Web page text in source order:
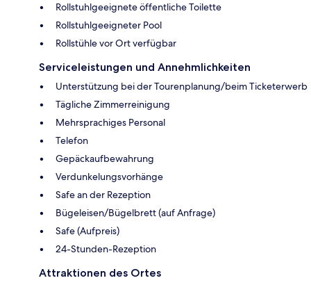
Rollstuhlgeeignete öffentliche Toilette
Rollstuhlgeeigneter Pool
Rollstühle vor Ort verfügbar
Serviceleistungen und Annehmlichkeiten
Unterstützung bei der Tourenplanung/beim Ticketerwerb
Tägliche Zimmerreinigung
Mehrsprachiges Personal
Telefon
Gepäckaufbewahrung
Verdunkelungsvorhänge
Safe an der Rezeption
Bügeleisen/Bügelbrett (auf Anfrage)
Safe (Aufpreis)
24-Stunden-Rezeption
Attraktionen des Ortes